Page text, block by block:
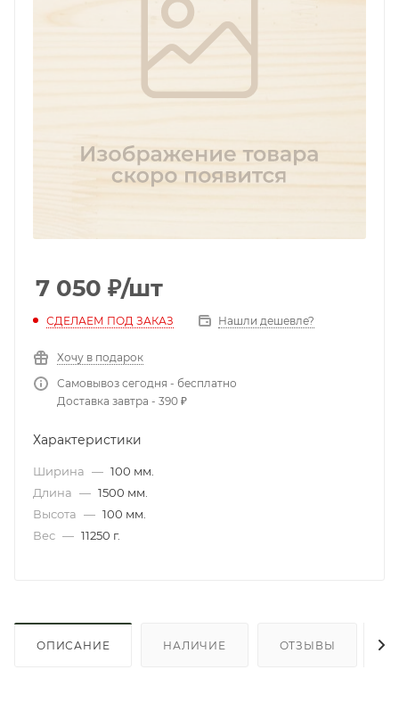
7 050 ₽/шт
СДЕЛАЕМ ПОД ЗАКАЗ Нашли дешевле?
Хочу в подарок
Самовывоз сегодня - бесплатно
Доставка завтра - 390 ₽
Характеристики
Ширина — 100 мм.
Длина — 1500 мм.
Высота — 100 мм.
Вес — 11250 г.
ОПИСАНИЕ НАЛИЧИЕ ОТЗЫВЫ